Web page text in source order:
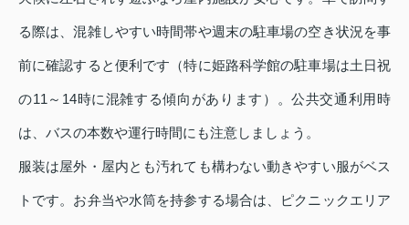
る際は、混雑しやすい時間帯や週末の駐車場の空き状況を事
前に確認すると便利です（特に姫路科学館の駐車場は土日祝
の11～14時に混雑する傾向があります）。公共交通利用時
は、バスの本数や運行時間にも注意しましょう。
服装は屋外・屋内とも汚れても構わない動きやすい服がベス
トです。お弁当や水筒を持参する場合は、ピクニックエリア